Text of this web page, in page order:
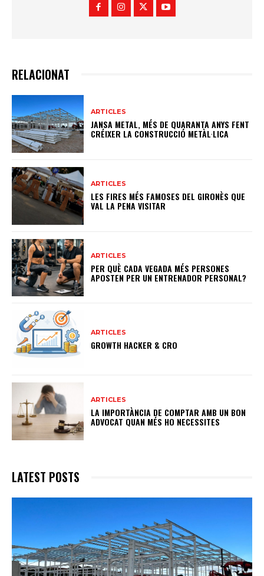
RELACIONAT
ARTICLES
JANSA METAL, MÉS DE QUARANTA ANYS FENT
CRÉIXER LA CONSTRUCCIÓ METÀL·LICA
ARTICLES
LES FIRES MÉS FAMOSES DEL GIRONÈS QUE
VAL LA PENA VISITAR
ARTICLES
PER QUÈ CADA VEGADA MÉS PERSONES
APOSTEN PER UN ENTRENADOR PERSONAL?
ARTICLES
GROWTH HACKER & CRO
ARTICLES
LA IMPORTÀNCIA DE COMPTAR AMB UN BON
ADVOCAT QUAN MÉS HO NECESSITES
LATEST POSTS